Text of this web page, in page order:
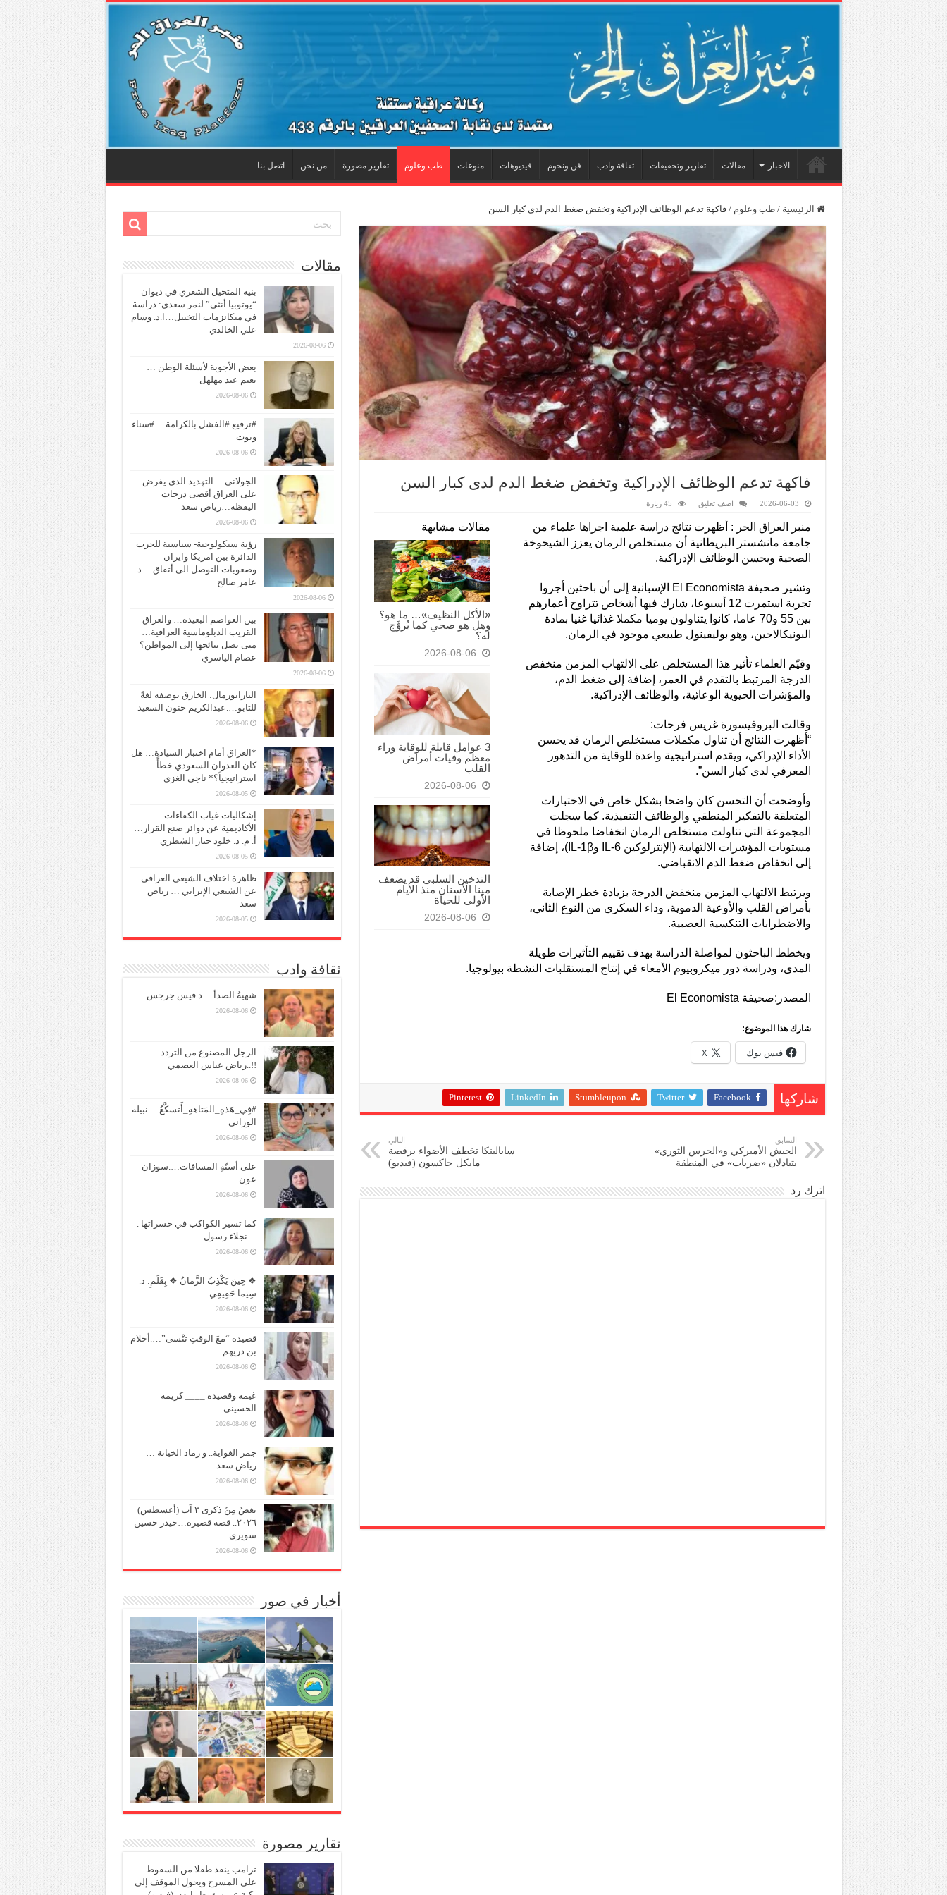
الاخبار مقالات تقارير وتحقيقات ثقافة وادب فن ونجوم فيديوهات منوعات طب وعلوم تقارير مصورة من نحن اتصل بنا
الرئيسية / طب وعلوم / فاكهة تدعم الوظائف الإدراكية وتخفض ضغط الدم لدى كبار السن
فاكهة تدعم الوظائف الإدراكية وتخفض ضغط الدم لدى كبار السن
2026-06-03 اضف تعليق 45 زيارة
مقالات مشابهة
«الأكل النظيف»… ما هو؟
وهل هو صحي كما يُروَّج
له؟
2026-08-06
3 عوامل قابلة للوقاية وراء
معظم وفيات أمراض
القلب
2026-08-06
التدخين السلبي قد يضعف
مينا الأسنان منذ الأيام
الأولى للحياة
2026-08-06
منبر العراق الحر : أظهرت نتائج دراسة علمية اجراها علماء من
جامعة مانشستر البريطانية أن مستخلص الرمان يعزز الشيخوخة
الصحية ويحسن الوظائف الإدراكية.
وتشير صحيفة El Economista الإسبانية إلى أن باحثين أجروا
تجربة استمرت 12 أسبوعا، شارك فيها أشخاص تتراوح أعمارهم
بين 55 و70 عاما، كانوا يتناولون يوميا مكملا غذائيا غنيا بمادة
البونيكالاجين، وهو بوليفينول طبيعي موجود في الرمان.
وقيّم العلماء تأثير هذا المستخلص على الالتهاب المزمن منخفض
الدرجة المرتبط بالتقدم في العمر، إضافة إلى ضغط الدم،
والمؤشرات الحيوية الوعائية، والوظائف الإدراكية.
وقالت البروفيسورة غريس فرحات:
“أظهرت النتائج أن تناول مكملات مستخلص الرمان قد يحسن
الأداء الإدراكي، ويقدم استراتيجية واعدة للوقاية من التدهور
المعرفي لدى كبار السن”.
وأوضحت أن التحسن كان واضحا بشكل خاص في الاختبارات
المتعلقة بالتفكير المنطقي والوظائف التنفيذية. كما سجلت
المجموعة التي تناولت مستخلص الرمان انخفاضا ملحوظا في
مستويات المؤشرات الالتهابية (الإنترلوكين IL-6 وIL-1β)، إضافة
إلى انخفاض ضغط الدم الانقباضي.
ويرتبط الالتهاب المزمن منخفض الدرجة بزيادة خطر الإصابة
بأمراض القلب والأوعية الدموية، وداء السكري من النوع الثاني،
والاضطرابات التنكسية العصبية.
ويخطط الباحثون لمواصلة الدراسة بهدف تقييم التأثيرات طويلة
المدى، ودراسة دور ميكروبيوم الأمعاء في إنتاج المستقلبات النشطة بيولوجيا.
المصدر:صحيفة El Economista
شارك هذا الموضوع:
فيس بوك X
شاركها Facebook
Twitter
Stumbleupon
LinkedIn
Pinterest
السابق
الجيش الأميركي و«الحرس الثوري»
يتبادلان «ضربات» في المنطقة
التالي
سابالينكا تخطف الأضواء برقصة
مايكل جاكسون (فيديو)
اترك رد
مقالات
بنية المتخيل الشعري في ديوان
“يوتوبيا أنثى” لنمر سعدي: دراسة
في ميكانزمات التخييل…ا.د. وسام
علي الخالدي
2026-08-06
بعض الأجوبة لأسئلة الوطن …
نعيم عبد مهلهل
2026-08-06
#ترقيع #الفشل بالكرامة …#سناء
وتوت
2026-08-06
الجولاني… التهديد الذي يفرض
على العراق أقصى درجات
اليقظة…رياض سعد
2026-08-06
رؤية سيكولوجية- سياسية للحرب
الدائرة بين امريكا وايران
وصعوبات التوصل الى أتفاق… د.
عامر صالح
2026-08-06
بين العواصم البعيدة… والعراق
القريب الدبلوماسية العراقية…
متى تصل نتائجها إلى المواطن؟
عصام الياسري
2026-08-06
البارانورمال: الخارق بوصفه لغةً
للتابو….عبدالكريم حنون السعيد
2026-08-06
*العراق أمام اختبار السيادة… هل
كان العدوان السعودي خطأً
استراتيجياً؟* ناجي الغزي
2026-08-05
إشكاليات غياب الكفاءات
الأكاديمية عن دوائر صنع القرار…
أ. م. د. خلود جبار الشطري
2026-08-05
ظاهرة اختلاف الشيعي العراقي
عن الشيعي الإيراني … رياض
سعد
2026-08-05
ثقافة وادب
شهيةُ الصدأ….د.قيس جرجس
2026-08-06
الرجل المصنوع من التردد
!!..رياض عباس العصمي
2026-08-06
#فِي_هَذهِ_المَتاهةِ_أَتسكَّعُ….نبيلة
الوزاني
2026-08-06
على أسنّةِ المسافات….سوزان
عون
2026-08-06
كما تسير الكواكب في حسراتها .
…نجلاء رسول
2026-08-06
❖ حِينَ يَكْذِبُ الزَّمانُ ❖ بِقَلَمِ: د.
سِيما حَقِيقِي
2026-08-06
قصيدة “معَ الوقتِ تنْسى”….أحلام
بن دريهم
2026-08-06
غيمة وقصيدة ____ كريمة
الحسيني
2026-08-06
جمر الغواية.. و رماد الخيانة …
رياض سعد
2026-08-06
بغضُ مِنْ ذكرى ٣ آب (أغسطس)
٢٠٢٦.. قصة قصيرة…حيدر حسين
سويري
2026-08-06
أخبار في صور
تقارير مصورة
ترامب ينقذ طفلا من السقوط
على المسرح ويحول الموقف إلى